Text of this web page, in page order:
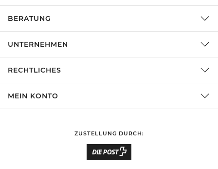
BERATUNG
UNTERNEHMEN
RECHTLICHES
MEIN KONTO
ZUSTELLUNG DURCH: